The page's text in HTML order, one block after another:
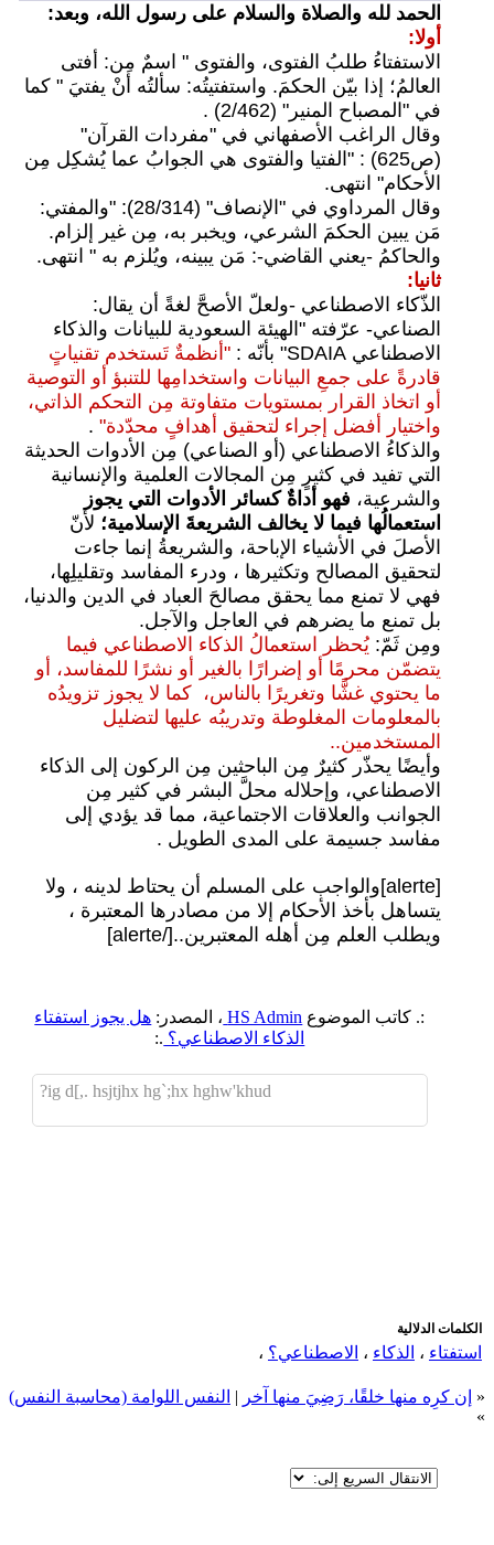
الحمد لله والصلاة والسلام على رسول الله، وبعد:
أولا:
الاستفتاءُ طلبُ الفتوى، والفتوى " اسمٌ مِن: أفتى
العالمُ؛ إذا بيّن الحكمَ. واستفتيتُه: سألتُه أنْ يفتيَ " كما
في "المصباح المنير" (2/462) .
وقال الراغب الأصفهاني في "مفردات القرآن"
(ص625) : "الفتيا والفتوى هي الجوابُ عما يُشكِل مِن
الأحكام" انتهى.
وقال المرداوي في "الإنصاف" (28/314): "والمفتي:
مَن يبين الحكمَ الشرعي، ويخبر به، مِن غير إلزام.
والحاكمُ -يعني القاضي-: مَن يبينه، ويُلزم به " انتهى.
ثانيا:
الذّكاء الاصطناعي -ولعلّ الأصحَّ لغةً أن يقال:
الصناعي- عرّفته "الهيئة السعودية للبيانات والذكاء
الاصطناعي SDAIA" بأنّه :
"أنظمةٌ تَستخدم تقنياتٍ
قادرةً على جمعِ البيانات واستخدامِها للتنبؤ أو التوصية
أو اتخاذ القرار بمستويات متفاوتة مِن التحكم الذاتي،
واختيار أفضل إجراء لتحقيق أهدافٍ محدّدة" .
والذكاءُ الاصطناعي (أو الصناعي) مِن الأدوات الحديثة
التي تفيد في كثيرٍ مِن المجالات العلمية والإنسانية
والشرعية، فهو أداةٌ كسائر الأدوات التي يجوز
استعمالُها فيما لا يخالف الشريعةَ الإسلامية؛ لأنّ
الأصلَ في الأشياء الإباحة، والشريعةُ إنما جاءت
لتحقيق المصالح وتكثيرها ، ودرء المفاسد وتقليلِها،
فهي لا تمنع مما يحقق مصالحَ العباد في الدين والدنيا،
بل تمنع ما يضرهم في العاجل والآجل.
ومِن ثَمّ: يُحظر استعمالُ الذكاء الاصطناعي فيما
يتضمّن محرمًا أو إضرارًا بالغير أو نشرًا للمفاسد، أو
ما يحتوي غشًّا وتغريرًا بالناس، كما لا يجوز تزويدُه
بالمعلومات المغلوطة وتدريبُه عليها لتضليل
المستخدمين..
وأيضًا يحذّر كثيرٌ مِن الباحثين مِن الركون إلى الذكاء
الاصطناعي، وإحلاله محلَّ البشر في كثير مِن
الجوانب والعلاقات الاجتماعية، مما قد يؤدي إلى
مفاسد جسيمة على المدى الطويل .
[alerte]والواجب على المسلم أن يحتاط لدينه ، ولا
يتساهل بأخذ الأحكام إلا من مصادرها المعتبرة ،
ويطلب العلم مِن أهله المعتبرين..[/alerte]
:. كاتب الموضوع HS Admin ، المصدر: هل يجوز استفتاء
الذكاء الاصطناعي؟ .:
ig d[,. hsjtjhx hg`;hx hghw'khud?
الكلمات الدلالية
استفتاء ، الذكاء ، الاصطناعي؟ ،
« إن كرِه منها خلقًا، رَضِيَ منها آخر | النفس اللوامة (محاسبة النفس)
»